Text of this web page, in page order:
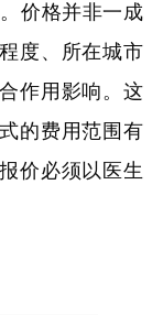
价格并非一成
度、所在城市
作用影响。这
的费用范围有
价必须以医生